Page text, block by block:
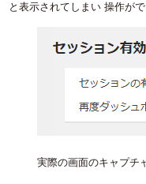
と表示されてしまい 操作がで
実際の画面のキャプチ